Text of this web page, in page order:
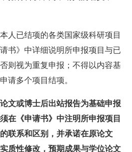
人已结项的各类国家级科研项目
书》中详细说明所申报项目与已
则视为重复申报；不得以内容基
请多个项目结项。
文或博士后出站报告为基础申报
在《申请书》中注明所申报项目
联系和区别，并承诺在原论文
质性修改，预期成果与学位论文